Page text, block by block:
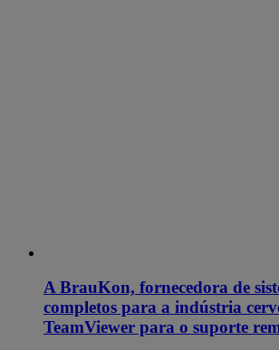
A BrauKon, fornecedora de
completos para a indústria
TeamViewer para o suporte